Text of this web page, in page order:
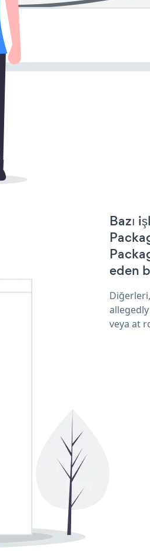
Bazı
eden
veya at